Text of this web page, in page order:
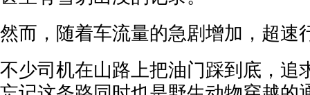
然而，随着车流量的急剧增加，超速
不少司机在山路上把油门踩到底，追